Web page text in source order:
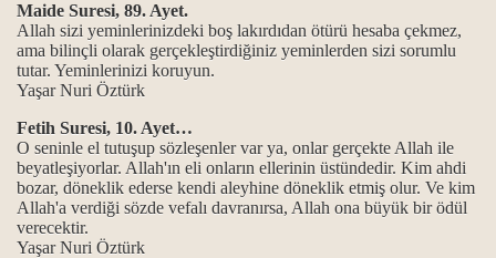
Maide Suresi, 89. Ayet.
Allah sizi yeminlerinizdeki boş lakırdıdan ötürü hesaba çekmez,
ama bilinçli olarak gerçekleştirdiğiniz yeminlerden sizi sorumlu
tutar. Yeminlerinizi koruyun.
Yaşar Nuri Öztürk
Fetih Suresi, 10. Ayet…
O seninle el tutuşup sözleşenler var ya, onlar gerçekte Allah ile
beyatleşiyorlar. Allah'ın eli onların ellerinin üstündedir. Kim ahdi
bozar, döneklik ederse kendi aleyhine döneklik etmiş olur. Ve kim
Allah'a verdiği sözde vefalı davranırsa, Allah ona büyük bir ödül
verecektir.
Yaşar Nuri Öztürk
kaynaklarla gelindi?